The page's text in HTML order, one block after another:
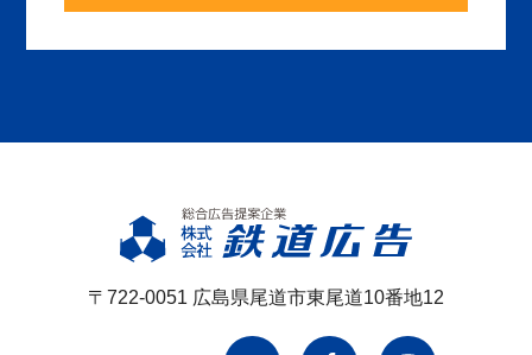
〒722-0051 広島県尾道市東尾道10番地12